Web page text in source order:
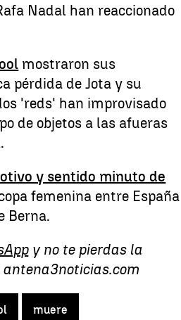
Nadal han reaccionado
mostraron sus
pérdida de Jota y su
'reds' han improvisado
de objetos a las afueras
y sentido minuto de
femenina entre España
Berna.
y no te pierdas la
muere